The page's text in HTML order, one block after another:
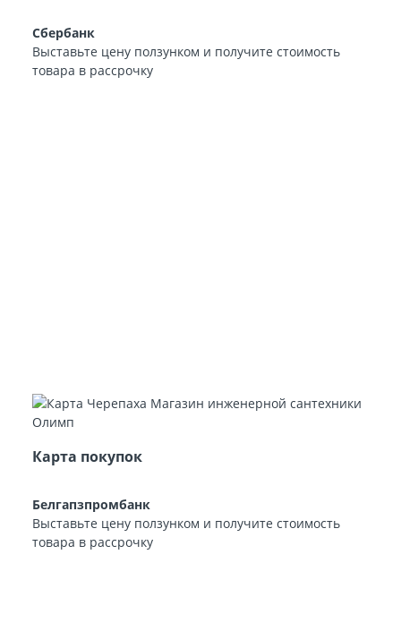
Сбербанк
Выставьте цену ползунком и получите стоимость
товара в рассрочку
Карта покупок
Белгапзпромбанк
Выставьте цену ползунком и получите стоимость
товара в рассрочку